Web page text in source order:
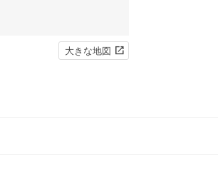
大きな地図